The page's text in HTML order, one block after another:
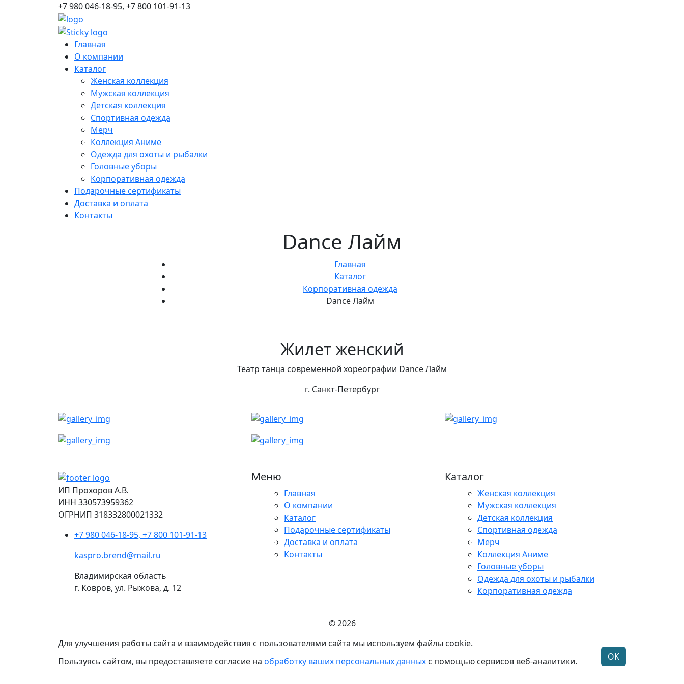
+7 980 046-18-95, +7 800 101-91-13
Главная
О компании
Каталог
Женская коллекция
Мужская коллекция
Детская коллекция
Спортивная одежда
Мерч
Коллекция Аниме
Одежда для охоты и рыбалки
Головные уборы
Корпоративная одежда
Подарочные сертификаты
Доставка и оплата
Контакты
Dance Лайм
Главная
Каталог
Корпоративная одежда
Dance Лайм
Жилет женский
Театр танца современной хореографии Dance Лайм
г. Санкт-Петербург
ИП Прохоров А.В.
ИНН 330573959362
ОГРНИП 318332800021332
+7 980 046-18-95, +7 800 101-91-13
kaspro.brend@mail.ru
Владимирская область
г. Ковров, ул. Рыжова, д. 12
Меню
Главная
О компании
Каталог
Подарочные сертификаты
Доставка и оплата
Контакты
Каталог
Женская коллекция
Мужская коллекция
Детская коллекция
Спортивная одежда
Мерч
Коллекция Аниме
Головные уборы
Одежда для охоты и рыбалки
Корпоративная одежда
© 2026
Создание и продвижение сайтов
Для улучшения работы сайта и взаимодействия с пользователями сайта мы используем файлы cookie.
Пользуясь сайтом, вы предоставляете согласие на обработку ваших персональных данных с помощью сервисов веб-аналитики. OK